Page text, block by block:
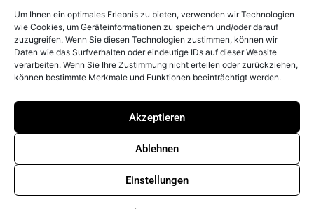
Um Ihnen ein optimales Erlebnis zu bieten, verwenden wir Technologien
wie Cookies, um Geräteinformationen zu speichern und/oder darauf
zuzugreifen. Wenn Sie diesen Technologien zustimmen, können wir
Daten wie das Surfverhalten oder eindeutige IDs auf dieser Website
verarbeiten. Wenn Sie Ihre Zustimmung nicht erteilen oder zurückziehen,
können bestimmte Merkmale und Funktionen beeinträchtigt werden.
Akzeptieren
Ablehnen
Einstellungen
CONTACTO
Peter Prinzing
GmbH
Siechenlach 2
89173 Lonsee-
info@prinzing.eu
+49 7336
96100
LEGAL
Aviso legal
Política de
privacidad
Whistleblowerstelle